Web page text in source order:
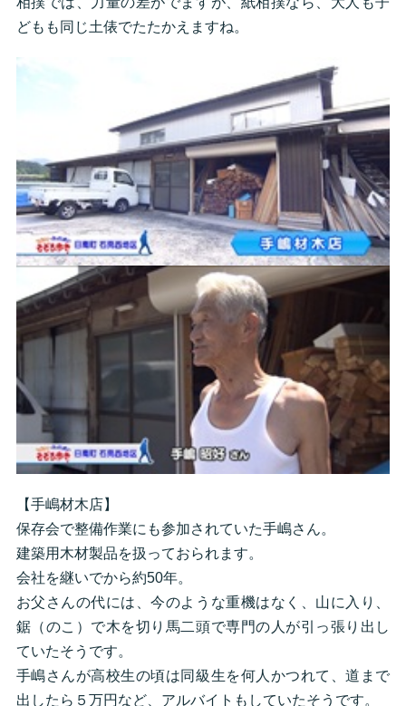
どもも同じ土俵でたたかえますね。
【手嶋材木店】
保存会で整備作業にも参加されていた手嶋さん。
建築用木材製品を扱っておられます。
会社を継いでから約50年。
お父さんの代には、今のような重機はなく、山に入り、
鋸（のこ）で木を切り馬二頭で専門の人が引っ張り出し
ていたそうです。
手嶋さんが高校生の頃は同級生を何人かつれて、道まで
出したら５万円など、アルバイトもしていたそうです。